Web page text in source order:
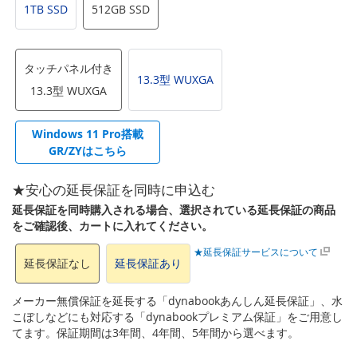
1TB SSD 512GB SSD
タッチパネル付き
13.3型 WUXGA
13.3型 WUXGA
Windows 11 Pro搭載
GR/ZYはこちら
★安心の延長保証を同時に申込む
延長保証を同時購入される場合、選択されている延長保証の商品
をご確認後、カートに入れてください。
延長保証なし 延長保証あり
★延長保証サービスについて
メーカー無償保証を延長する「dynabookあんしん延長保証」、水
こぼしなどにも対応する「dynabookプレミアム保証」をご用意し
てます。保証期間は3年間、4年間、5年間から選べます。